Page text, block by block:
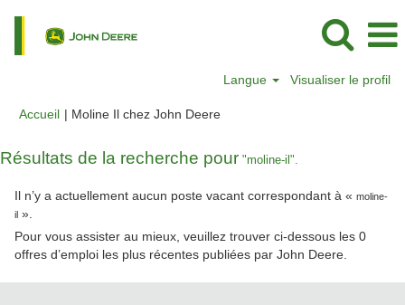
Langue Visualiser le profil
Accueil | Moline Il chez John Deere(page
Résultats de la recherche pour "moline-il".
Il n’y a actuellement aucun poste vacant correspondant à « moline-
il ».
Pour vous assister au mieux, veuillez trouver ci-dessous les 0
offres d’emploi les plus récentes publiées par John Deere.